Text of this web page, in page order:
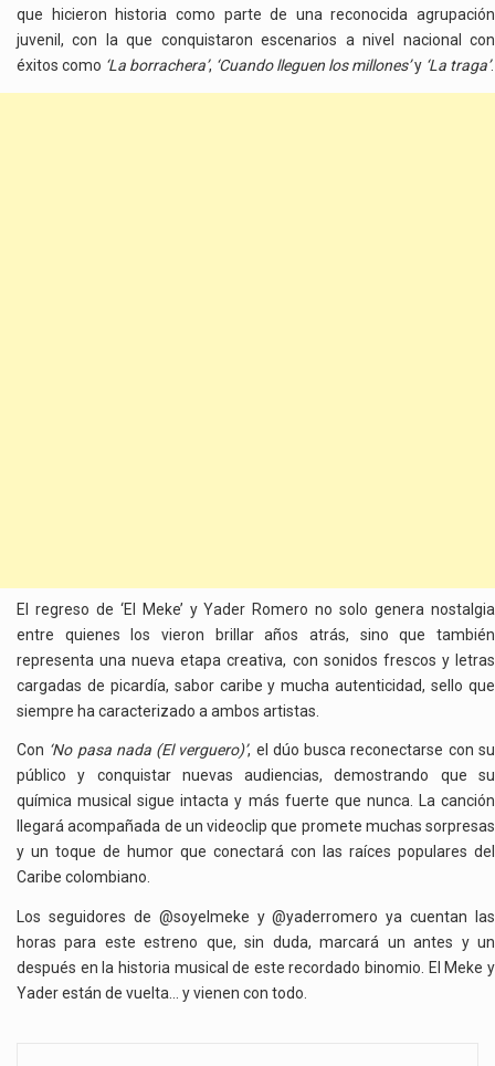
que hicieron historia como parte de una reconocida agrupación
juvenil, con la que conquistaron escenarios a nivel nacional con
éxitos como ‘La borrachera’, ‘Cuando lleguen los millones’y ‘La traga’.
El regreso de ‘El Meke’ y Yader Romero no solo genera nostalgia
entre quienes los vieron brillar años atrás, sino que también
representa una nueva etapa creativa, con sonidos frescos y letras
cargadas de picardía, sabor caribe y mucha autenticidad, sello que
siempre ha caracterizado a ambos artistas.
Con ‘No pasa nada (El verguero)’, el dúo busca reconectarse con su
público y conquistar nuevas audiencias, demostrando que su
química musical sigue intacta y más fuerte que nunca. La canción
llegará acompañada de un videoclip que promete muchas sorpresas
y un toque de humor que conectará con las raíces populares del
Caribe colombiano.
Los seguidores de @soyelmeke y @yaderromero ya cuentan las
horas para este estreno que, sin duda, marcará un antes y un
después en la historia musical de este recordado binomio. El Meke y
Yader están de vuelta… y vienen con todo.